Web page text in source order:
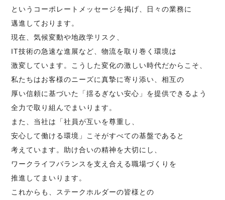
というコーポレートメッセージを掲げ、 日々の業務に
邁進しております。
現在、気候変動や地政学リスク、
IT技術の急速な進展など、物流を取り巻く環境は
激変しています。 こうした変化の激しい時代だからこそ、
私たちはお客様のニーズに真摯に寄り添い、相互の
厚い信頼に基づいた
「揺るぎない安心」を提供できるよう
全力で取り組んでまいります。
また、 当社は
「社員が互いを尊重し、
安心して働ける環境」 こそがすべての基盤であると
考えています。助け合いの精神を大切にし、
ワークライフバランスを支え合える職場づくりを
推進してまいります。
これからも、 ステークホルダーの皆様との